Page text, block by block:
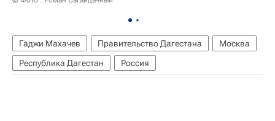
Гаджи Махачев Правительство Дагестана
Москва
Республика Дагестан
Россия